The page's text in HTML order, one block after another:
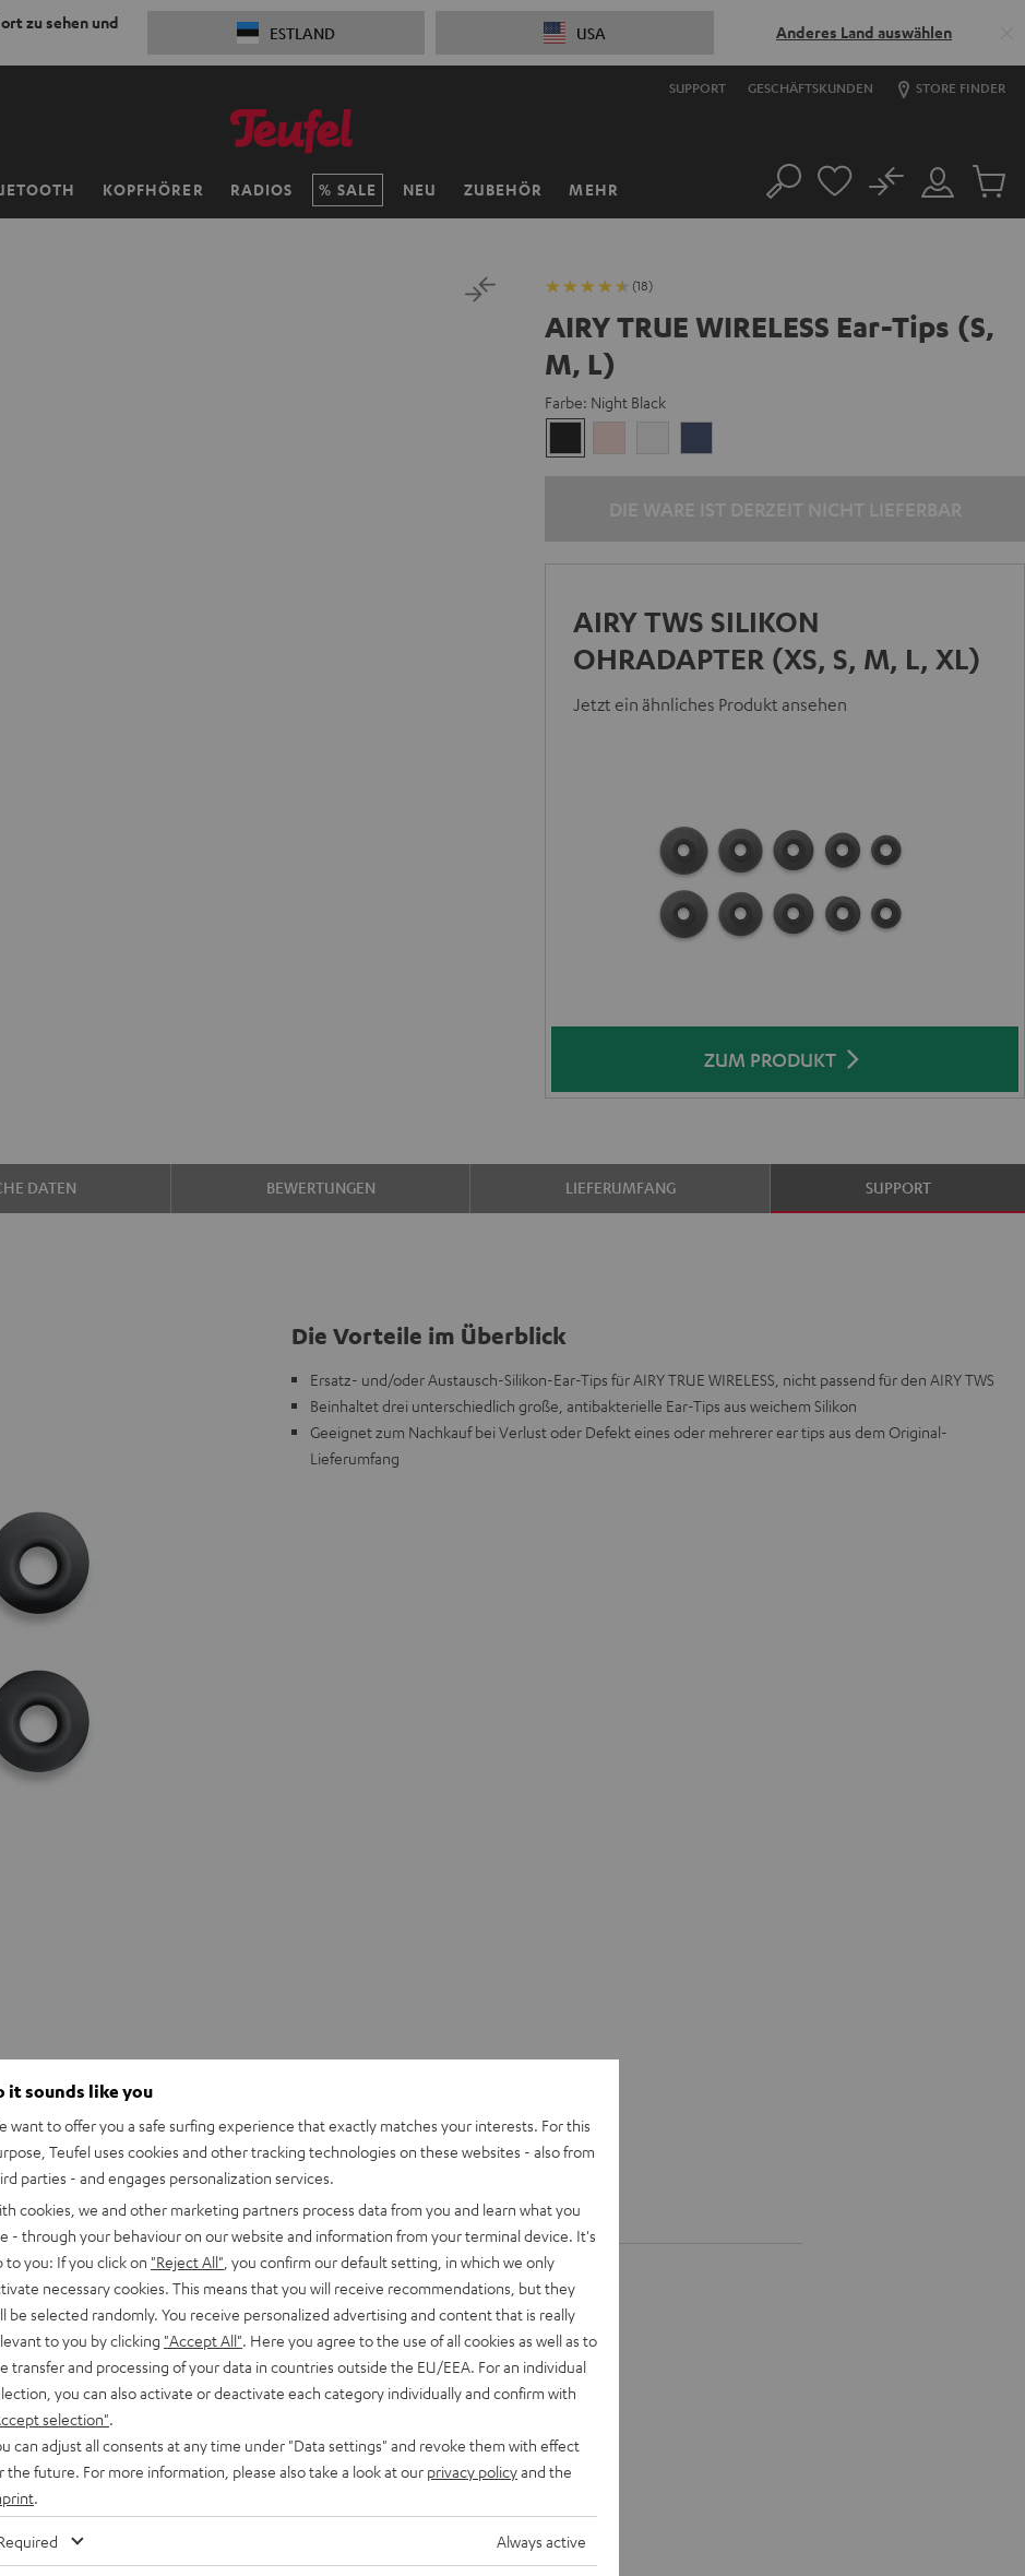
zu sehen und
ESTLAND USA Anderes Land auswählen
SUPPORT GESCHÄFTSKUNDEN STORE FINDER
KOPFHÖRER RADIOS SALE NEU ZUBEHÖR MEHR Suche
Mein
Konto
No
Artikel
(18)
AIRY TRUE WIRELESS Ear-Tips (S,
M, L)
Farbe: Night Black
Black
White
AIRY TWS SILIKON
OHRADAPTER (XS, S, M, L, XL)
Jetzt ein ähnliches Produkt ansehen
ZUM PRODUKT
DATEN BEWERTUNGEN LIEFERUMFANG SUPPORT
Die Vorteile im Überblick
Ersatz- und/oder Austausch-Silikon-Ear-Tips für AIRY TRUE WIRELESS, nicht passend für den AIRY TWS
Beinhaltet drei unterschiedlich große, antibakterielle Ear-Tips aus weichem Silikon
Geeignet zum Nachkauf bei Verlust oder Defekt eines oder mehrerer ear tips aus dem Original-
Lieferumfang
TRUE WIRELESS Ear-Tips (S, M, L)
it sounds like you
want to offer you a safe surfing experience that exactly matches your interests. For this
Teufel uses cookies and other tracking technologies on these websites - also from
parties - and engages personalization services.
cookies, we and other marketing partners process data from you and learn what you
- through your behaviour on our website and information from your terminal device. It's
to you: If you click on "Reject All" , you confirm our default setting, in which we only
necessary cookies. This means that you will receive recommendations, but they
be selected randomly. You receive personalized advertising and content that is really
to you by clicking "Accept All" . Here you agree to the use of all cookies as well as to
transfer and processing of your data in countries outside the EU/EEA. For an individual
you can also activate or deactivate each category individually and confirm with
selection"
can adjust all consents at any time under "Data settings" and revoke them with effect
the future. For more information, please also take a look at our privacy policyand the
Always active